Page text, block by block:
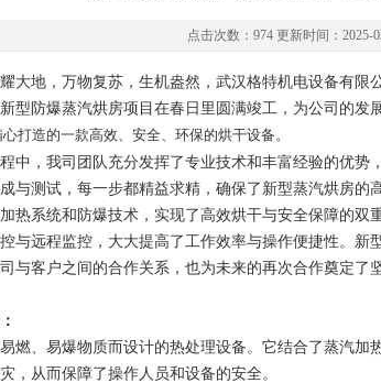
点击次数：974 更新时间：2025-
大地，万物复苏，生机盎然，武汉格特机电设备有
型防爆蒸汽烘房项目在春日里圆满竣工，为公司的发
打造的一款高效、安全、环保的烘干设备。
中，我司团队充分发挥了专业技术和丰富经验的优
与测试，每一步都精益求精，确保了新型蒸汽烘房
热系统和防爆技术，实现了高效烘干与安全保障的
与远程监控，大大提高了工作效率与操作便捷性。
与客户之间的合作关系，也为未来的再次合作奠定了
燃、易爆物质而设计的热处理设备。它结合了蒸汽加
，从而保障了操作人员和设备的安全。